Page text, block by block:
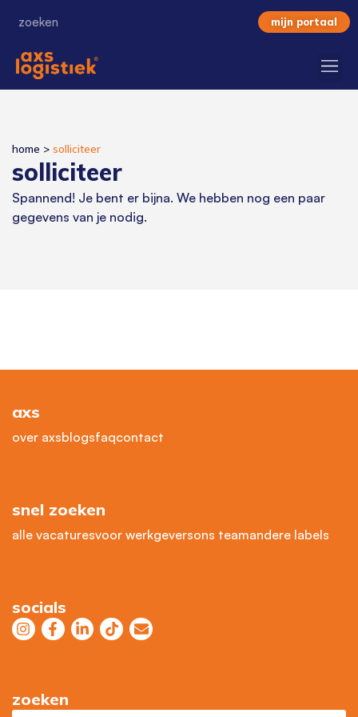
mijn portaal
home > solliciteer
solliciteer
Spannend! Je bent er bijna. We hebben nog een paar
gegevens van je nodig.
axs
over axsblogsfaqcontact
snel zoeken
alle vacaturesvoor werkgeversons teamandere labels
socials
zoeken